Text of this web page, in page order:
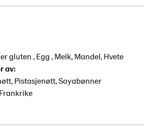
gluten , Egg , Melk, Mandel, Hvete
av:
Pistasjenøtt, Soyabønner
Frankrike